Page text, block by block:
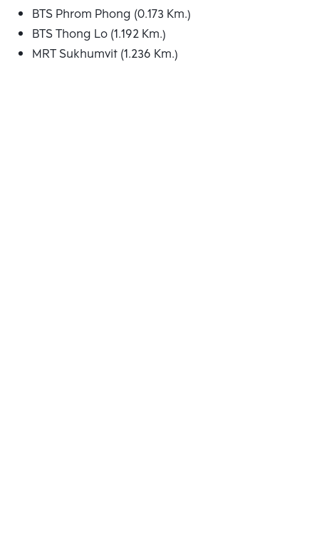
BTS Phrom Phong (0.173 Km.)
BTS Thong Lo (1.192 Km.)
MRT Sukhumvit (1.236 Km.)